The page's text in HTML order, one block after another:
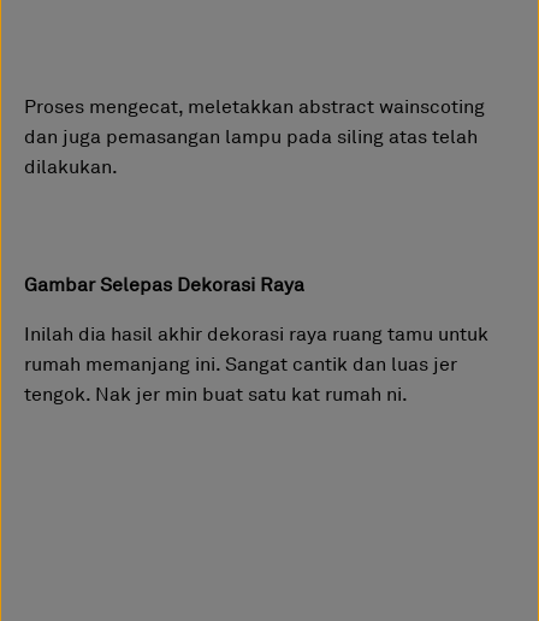
Proses mengecat, meletakkan abstract wainscoting
dan juga pemasangan lampu pada siling atas telah
dilakukan.
Gambar Selepas Dekorasi Raya
Inilah dia hasil akhir dekorasi raya ruang tamu untuk
rumah memanjang ini. Sangat cantik dan luas jer
tengok. Nak jer min buat satu kat rumah ni.